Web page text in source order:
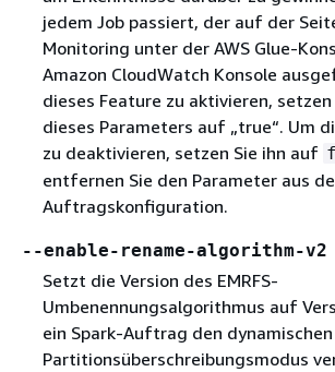
jedem Job passiert, der auf der
Monitoring unter der AWS Glue-
Amazon CloudWatch Konsole
dieses Feature zu aktivieren,
dieses Parameters auf „true“. Um
zu deaktivieren, setzen Sie ihn auf
entfernen Sie den Parameter aus
Auftragskonfiguration.
--enable-rename-algorithm-v2
Setzt die Version des EMRFS-
Umbenennungsalgorithmus auf
ein Spark-Auftrag den dynamischen
Partitionsüberschreibungsmodus